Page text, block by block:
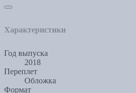
Характеристики
Год выпуска
2018
Переплет
Обложка
Формат